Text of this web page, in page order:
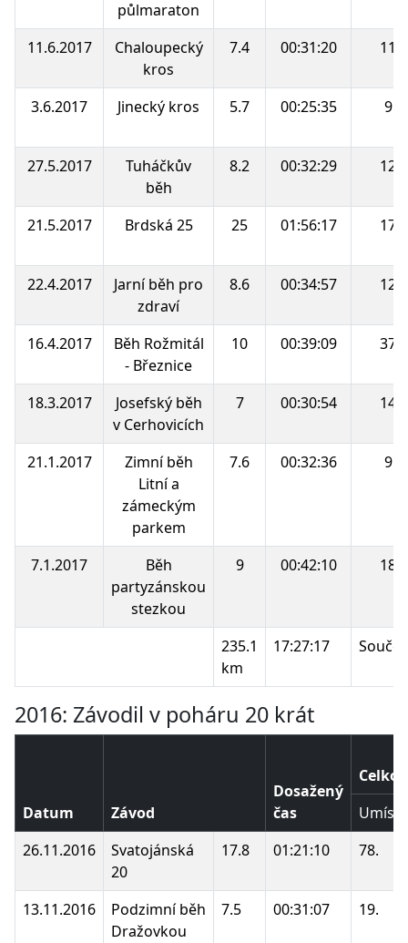
půlmaraton
11.6.2017
Chaloupecký
kros
7.4 00:31:20 11.
3.6.2017 Jinecký kros 5.7 00:25:35 9.
27.5.2017
Tuháčkův
běh
8.2 00:32:29 12.
21.5.2017 Brdská 25 25 01:56:17 17.
22.4.2017
Jarní běh pro
zdraví
8.6 00:34:57 12.
16.4.2017
Běh Rožmitál
- Březnice
10 00:39:09 37.
18.3.2017
Josefský běh
v Cerhovicích
7 00:30:54 14.
21.1.2017
Zimní běh
Litní a
zámeckým
parkem
7.6 00:32:36 9.
7.1.2017
Běh
partyzánskou
stezkou
9 00:42:10 18.
235.1
km
17:27:17
2016: Závodil v poháru 20 krát
Datum Závod
Dosažený
čas
26.11.2016
Svatojánská
20
17.8 01:21:10 78.
13.11.2016
Podzimní běh
Dražovkou
7.5 00:31:07 19.